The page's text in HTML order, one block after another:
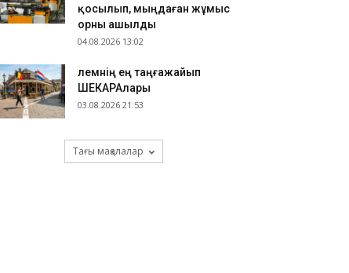
қосылып, мыңдаған жұмыс
орны ашылды
04.08.2026 13:02
​Әлемнің ең таңғажайып
ШЕКАРАлары
03.08.2026 21:53
Тағы мақалалар